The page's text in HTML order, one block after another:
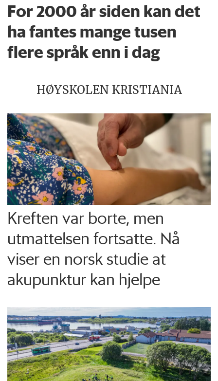
For 2000 år siden kan det
ha fantes mange tusen
flere språk enn i dag
HØYSKOLEN KRISTIANIA
Kreften var borte, men
utmattelsen fortsatte. Nå
viser en norsk studie at
akupunktur kan hjelpe